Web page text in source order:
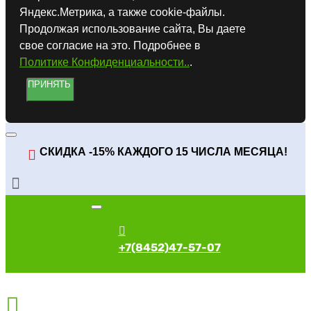
Яндекс.Метрика, а также cookie-файлы.
Продолжая использование сайта, Вы даете
свое согласие на это. Подробнее в
Политике Конфиденциальности...
ПРИНЯТЬ
СКИДКА -15% КАЖДОГО 15 ЧИСЛА МЕСЯЦА!
+7(8452)47-57-07